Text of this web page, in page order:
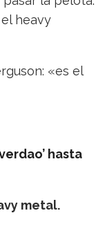
heavy
«es el
hasta
metal.